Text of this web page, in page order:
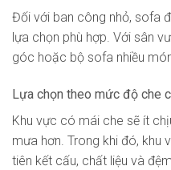
Đối với ban công nhỏ, sofa
lựa chọn phù hợp. Với sân
góc hoặc bộ sofa nhiều
Lựa chọn theo mức độ che
Khu vực có mái che sẽ ít
mưa hơn. Trong khi đó, khu
tiên kết cấu, chất liệu và